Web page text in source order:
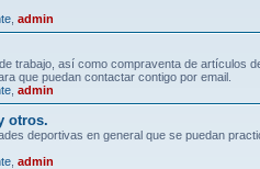
admin
trabajo, así como compraventa de artículos
que puedan contactar contigo por email.
admin
otros.
deportivas en general que se puedan
admin